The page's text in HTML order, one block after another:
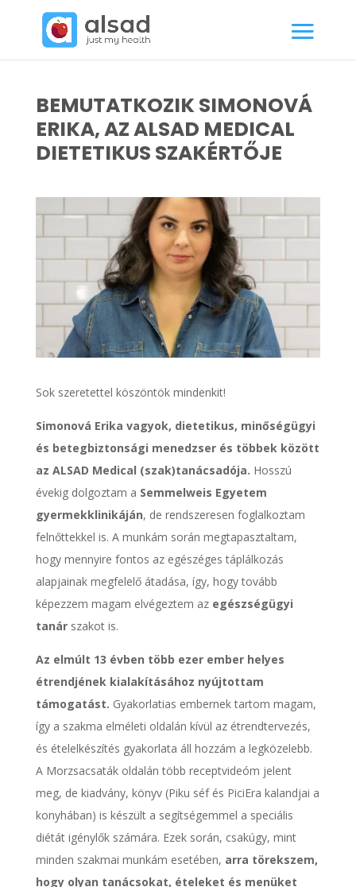
BEMUTATKOZIK SIMONOVÁ
ERIKA, AZ ALSAD MEDICAL
DIETETIKUS SZAKÉRTŐJE
Sok szeretettel köszöntök mindenkit!
Simonová Erika vagyok, dietetikus, minőségügyi
és betegbiztonsági menedzser és többek között
az ALSAD Medical (szak)tanácsadója. Hosszú
évekig dolgoztam a Semmelweis Egyetem
gyermekklinikáján, de rendszeresen foglalkoztam
felnőttekkel is. A munkám során megtapasztaltam,
hogy mennyire fontos az egészéges táplálkozás
alapjainak megfelelő átadása, így, hogy tovább
képezzem magam elvégeztem az egészségügyi
tanárszakot is.
Az elmúlt 13 évben több ezer ember helyes
étrendjének kialakításához nyújtottam
támogatást. Gyakorlatias embernek tartom magam,
így a szakma elméleti oldalán kívül az étrendtervezés,
és ételelkészítés gyakorlata áll hozzám a legközelebb.
A Morzsacsaták oldalán több receptvideóm jelent
meg, de kiadvány, könyv (Piku séf és PiciEra kalandjai a
konyhában) is készült a segítségemmel a speciális
diétát igénylők számára. Ezek során, csakúgy, mint
minden szakmai munkám esetében, arra törekszem,
hogy olyan tanácsokat, ételeket és menüket